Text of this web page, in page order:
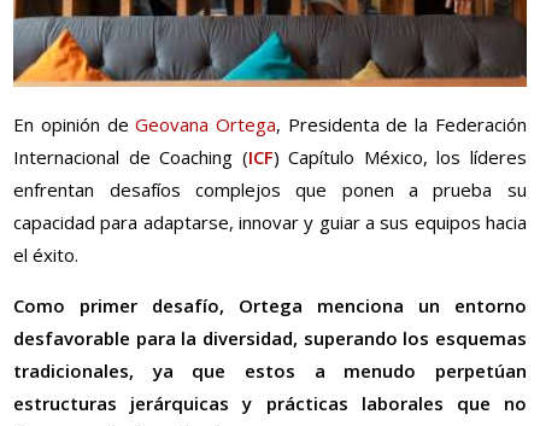
En opinión deGeovana Ortega, Presidenta de la Federación
Internacional de Coaching (ICF) Capítulo México, los líderes
enfrentan desafíos complejos que ponen a prueba su
capacidad para adaptarse, innovar y guiar a sus equipos hacia
el éxito.
Como primer desafío, Ortega menciona un entorno
desfavorable para la diversidad, superando los esquemas
tradicionales, ya que estos a menudo perpetúan
estructuras jerárquicas y prácticas laborales que no